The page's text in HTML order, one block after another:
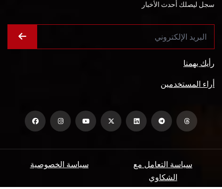
سجل ليصلك أحدث الأخبار
رأيك يهمنا
أراء المستخدمين
سياسة الخصوصية
سياسة التعامل مع
الشكاوي